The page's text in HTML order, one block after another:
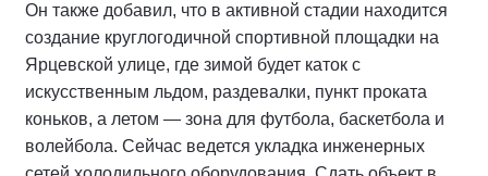
Он также добавил, что в активной стадии находится
создание круглогодичной спортивной площадки на
Ярцевской улице, где зимой будет каток с
искусственным льдом, раздевалки, пункт проката
коньков, а летом — зона для футбола, баскетбола и
волейбола. Сейчас ведется укладка инженерных